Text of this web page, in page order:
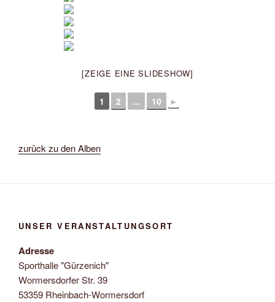
[ZEIGE EINE SLIDESHOW]
1 2 ... 10 ►
zurück zu den Alben
UNSER VERANSTALTUNGSORT
Adresse
Sporthalle "Gürzenich"
Wormersdorfer Str. 39
53359 Rheinbach-Wormersdorf